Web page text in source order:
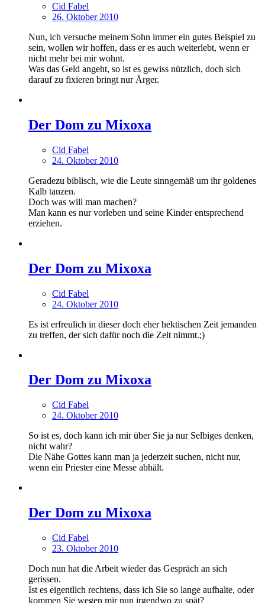
Cid Fabel
26. Oktober 2010
Nun, ich versuche meinem Sohn immer ein gutes Beispiel zu
sein, wollen wir hoffen, dass er es auch weiterlebt, wenn er
nicht mehr bei mir wohnt.
Was das Geld angeht, so ist es gewiss nützlich, doch sich
darauf zu fixieren bringt nur Ärger.
Der Dom zu Mixoxa
Cid Fabel
24. Oktober 2010
Geradezu biblisch, wie die Leute sinngemäß um ihr goldenes
Kalb tanzen.
Doch was will man machen?
Man kann es nur vorleben und seine Kinder entsprechend
erziehen.
Der Dom zu Mixoxa
Cid Fabel
24. Oktober 2010
Es ist erfreulich in dieser doch eher hektischen Zeit jemanden
zu treffen, der sich dafür noch die Zeit nimmt.;)
Der Dom zu Mixoxa
Cid Fabel
24. Oktober 2010
So ist es, doch kann ich mir über Sie ja nur Selbiges denken,
nicht wahr?
Die Nähe Gottes kann man ja jederzeit suchen, nicht nur,
wenn ein Priester eine Messe abhält.
Der Dom zu Mixoxa
Cid Fabel
23. Oktober 2010
Doch nun hat die Arbeit wieder das Gespräch an sich
gerissen.
Ist es eigentlich rechtens, dass ich Sie so lange aufhalte, oder
kommen Sie wegen mir nun irgendwo zu spät?